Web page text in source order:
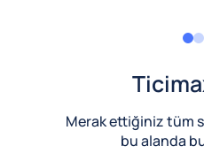
Merak ettiğiniz tüm
bu alanda